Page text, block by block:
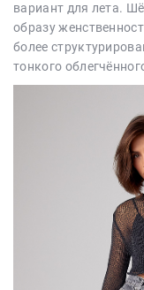
вариант для лета.
образу
более
тонкого